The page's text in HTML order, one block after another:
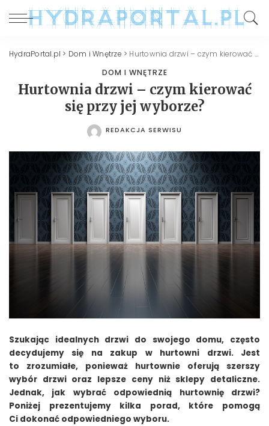
HydraPortal.pl > Dom i Wnętrze > Hurtownia drzwi – czym kierować się przy jej wyborze?
DOM I WNĘTRZE
Hurtownia drzwi – czym kierować
się przy jej wyborze?
POSTED
REDAKCJA SERWISU
Szukając idealnych drzwi do swojego domu, często
decydujemy się na zakup w hurtowni drzwi. Jest
to zrozumiałe, ponieważ hurtownie oferują szerszy
wybór drzwi oraz lepsze ceny niż sklepy detaliczne.
Jednak, jak wybrać odpowiednią hurtownię drzwi?
Poniżej prezentujemy kilka porad, które pomogą
Ci dokonać odpowiedniego wyboru.